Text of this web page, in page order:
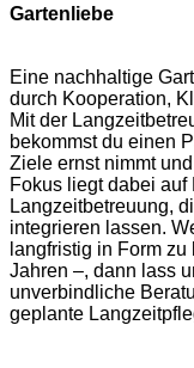
Gartenliebe
Eine nachhaltige
durch Kooperation,
Mit der
bekommst du einen
Ziele ernst nimmt
Fokus liegt dabei auf
Langzeitbetreuung,
integrieren lassen.
langfristig in Form
Jahren –, dann lass
unverbindliche
geplante